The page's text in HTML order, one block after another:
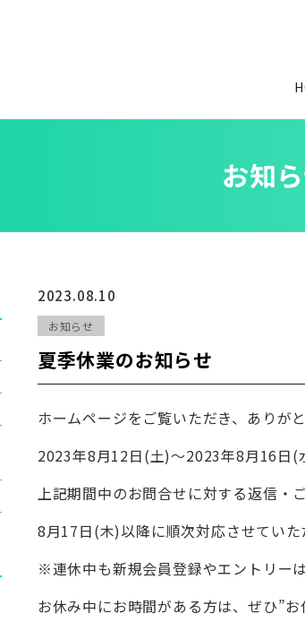
お知
2023.08.10
お知らせ
夏季休業のお知らせ
ホームページをご覧いただき、ありが
2023年8月12日(土)～2023年8月16日(
上記期間中のお問合せに対する返信・
8月17日(木)以降に順次対応させていた
※連休中も新規会員登録やエントリー
お休み中にお時間がある方は、ぜひ”